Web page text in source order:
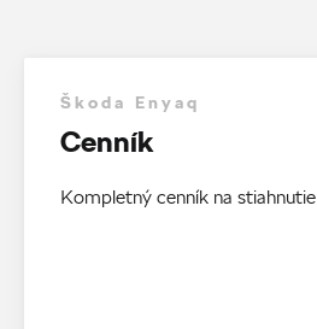
Škoda Enyaq
Cenník
Kompletný cenník na stiahnutie